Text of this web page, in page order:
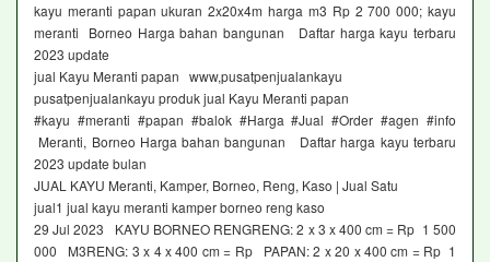
kayu meranti papan ukuran 2x20x4m harga m3 Rp 2 700 000; kayu
meranti Borneo Harga bahan bangunan Daftar harga kayu terbaru
2023 update
jual Kayu Meranti papan www,pusatpenjualankayu
pusatpenjualankayu produk jual Kayu Meranti papan
#kayu #meranti #papan #balok #Harga #Jual #Order #agen #info
Meranti, Borneo Harga bahan bangunan Daftar harga kayu terbaru
2023 update bulan
JUAL KAYU Meranti, Kamper, Borneo, Reng, Kaso | Jual Satu
jual1 jual kayu meranti kamper borneo reng kaso
29 Jul 2023 KAYU BORNEO RENGRENG: 2 x 3 x 400 cm = Rp 1 500
000 M3RENG: 3 x 4 x 400 cm = Rp PAPAN: 2 x 20 x 400 cm = Rp 1